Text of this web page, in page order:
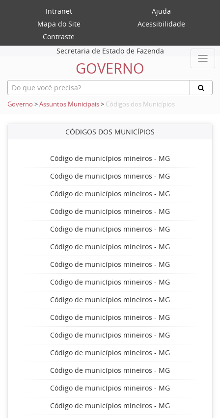
Intranet
Ajuda
Mapa do Site
Acessibilidade
Contraste
Secretaria de Estado de Fazenda
GOVERNO
Governo >Assuntos Municipais> Códigos dos Municípios
CÓDIGOS DOS MUNICÍPIOS
Código de municípios mineiros - MG
Código de municípios mineiros - MG
Código de municípios mineiros - MG
Código de municípios mineiros - MG
Código de municípios mineiros - MG
Código de municípios mineiros - MG
Código de municípios mineiros - MG
Código de municípios mineiros - MG
Código de municípios mineiros - MG
Código de municípios mineiros - MG
Código de municípios mineiros - MG
Código de municípios mineiros - MG
Código de municípios mineiros - MG
Código de municípios mineiros - MG
Código de municípios mineiros - MG